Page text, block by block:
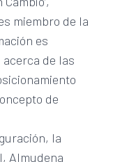
miembro de la
es
de las
de
la
Almudena